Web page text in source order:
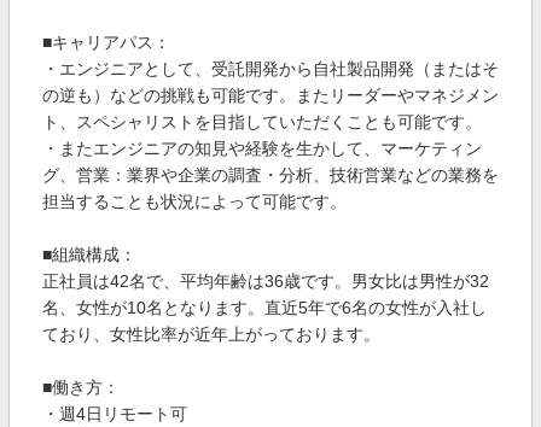
■キャリアパス：
・エンジニアとして、受託開発から自社製品開発（またはそ
の逆も）などの挑戦も可能です。またリーダーやマネジメン
ト、スペシャリストを目指していただくことも可能です。
・またエンジニアの知見や経験を生かして、マーケティン
グ、営業：業界や企業の調査・分析、技術営業などの業務を
担当することも状況によって可能です。
■組織構成：
正社員は42名で、平均年齢は36歳です。男女比は男性が32
名、女性が10名となります。直近5年で6名の女性が入社し
ており、女性比率が近年上がっております。
■働き方：
・週4日リモート可